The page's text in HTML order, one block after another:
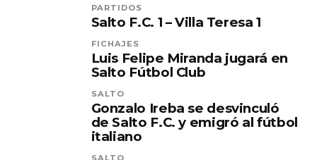
PARTIDOS
Salto F.C. 1 – Villa Teresa 1
FICHAJES
Luis Felipe Miranda jugará en
Salto Fútbol Club
SALTO
Gonzalo Ireba se desvinculó
de Salto F.C. y emigró al fútbol
italiano
SALTO